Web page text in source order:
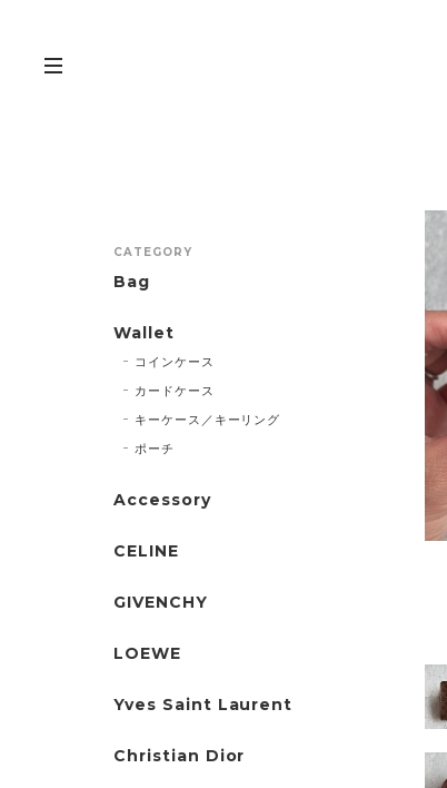
CATEGORY
Bag
Wallet
コインケース
カードケース
キーケース／キーリング
ポーチ
Accessory
CELINE
GIVENCHY
LOEWE
Yves Saint Laurent
Christian Dior